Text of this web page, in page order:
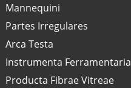
Mannequini
Partes Irregulares
Arca Testa
Instrumenta Ferramentaria
Producta Fibrae Vitreae